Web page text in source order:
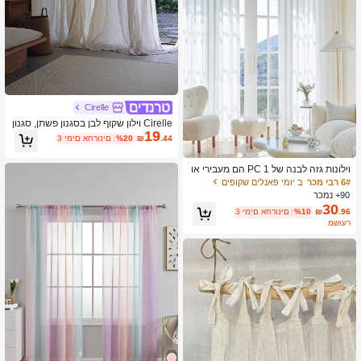
וילונות גזה לבנה של 1 PC הם מעבירי או
ר אך אינם שקופים. מסכי חלונות לחלונות
מפרץ, מרפסת לסלון, נגד שריטות חתולי
ם, וילונות טול לבנים ברמה גבוהה
6# רבי מכר
ב יומי פאנלים שקופים
90+ נמכר
₪30.96
%10
3 ימים אחרונים
משוער
Cirelle
Cirelle וילון שקוף לבן בסגנון פשתן, סגנון
יפני/וינטג' לסלון/חדר שינה/קפה, שקוף
₪19.44
%20 3 ימים אחרונים